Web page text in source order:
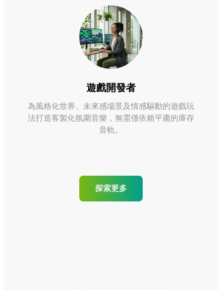
遊戲開發者
為風格化世界、未來感場景及情感驅動的遊戲玩
法打造客製化氛圍音樂，無需僅依賴平庸的庫存
音軌。
探索更多